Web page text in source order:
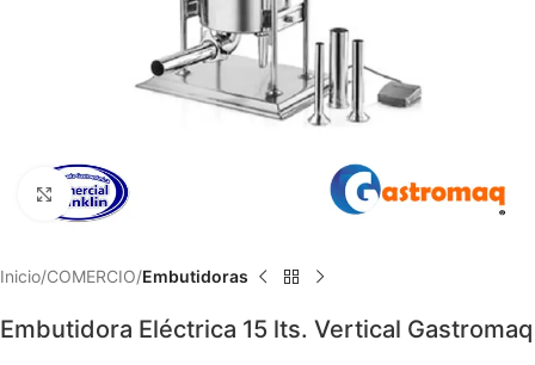
Haga clic para ampliar
Inicio COMERCIO Embutidoras
Embutidora Eléctrica 15 lts. Vertical Gastromaq